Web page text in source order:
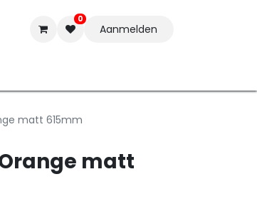
0
Aanmelden
matt 615mm
Orange matt